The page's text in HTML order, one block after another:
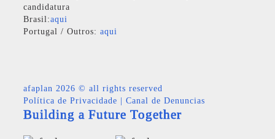
candidatura
Brasil:aqui
Portugal / Outros: aqui
afaplan 2026 © all rights reserved
Política de Privacidade
Canal de Denuncias
Building a Future Together